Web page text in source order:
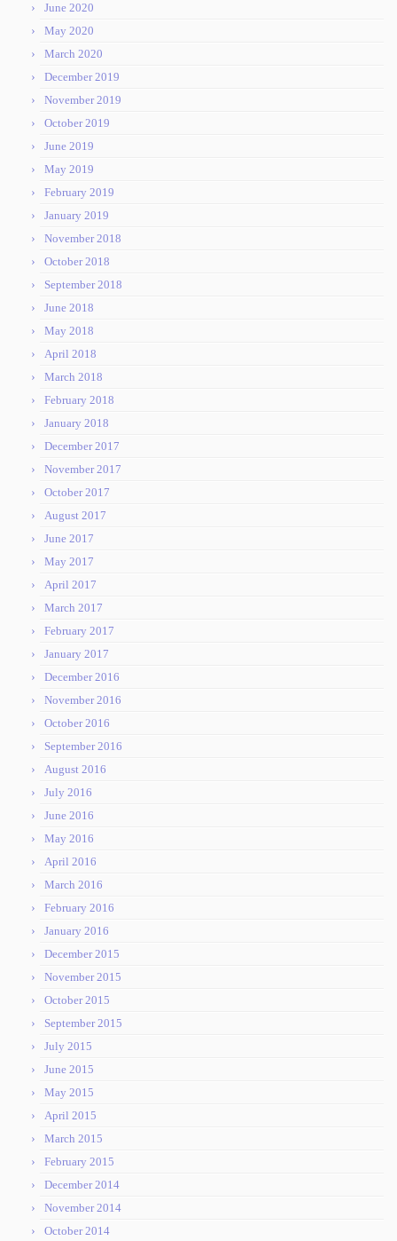
June 2020
May 2020
March 2020
December 2019
November 2019
October 2019
June 2019
May 2019
February 2019
January 2019
November 2018
October 2018
September 2018
June 2018
May 2018
April 2018
March 2018
February 2018
January 2018
December 2017
November 2017
October 2017
August 2017
June 2017
May 2017
April 2017
March 2017
February 2017
January 2017
December 2016
November 2016
October 2016
September 2016
August 2016
July 2016
June 2016
May 2016
April 2016
March 2016
February 2016
January 2016
December 2015
November 2015
October 2015
September 2015
July 2015
June 2015
May 2015
April 2015
March 2015
February 2015
December 2014
November 2014
October 2014